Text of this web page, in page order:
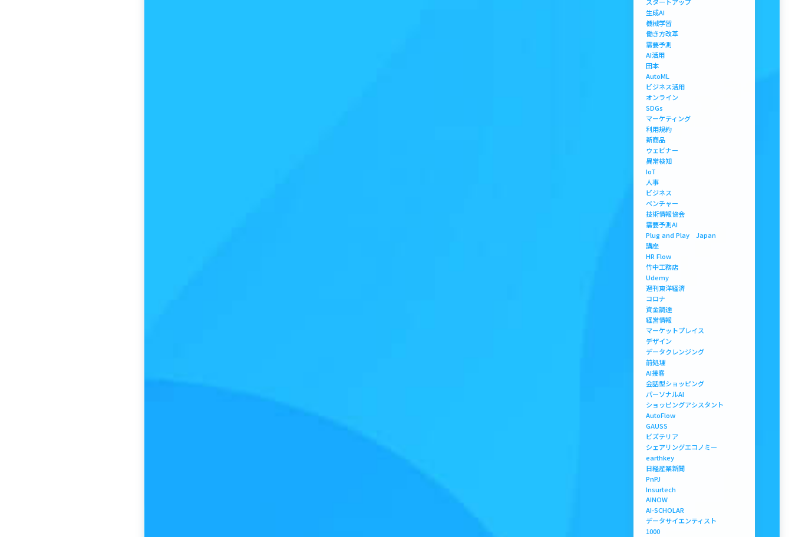
スタートアップ
生成AI
機械学習
働き方改革
需要予測
AI活用
田本
AutoML
ビジネス活用
オンライン
SDGs
マーケティング
利用規約
新商品
ウェビナー
異常検知
IoT
人事
ビジネス
ベンチャー
技術情報協会
需要予測AI
Plug and Play Japan
講座
HR Flow
竹中工務店
Udemy
週刊東洋経済
コロナ
資金調達
経営情報
マーケットプレイス
デザイン
データクレンジング
前処理
AI接客
会話型ショッピング
パーソナルAI
ショッピングアシスタント
AutoFlow
GAUSS
ビズテリア
シェアリングエコノミー
earthkey
日経産業新聞
PnPJ
Insurtech
AINOW
AI-SCHOLAR
データサイエンティスト
1000